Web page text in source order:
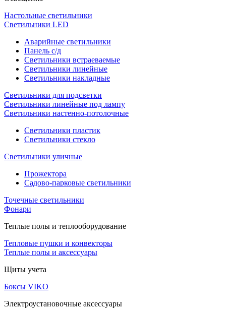
Настольные светильники
Светильники LED
Аварийные светильники
Панель с/д
Светильники встраеваемые
Светильники линейные
Светильники накладные
Светильники для подсветки
Светильники линейные под лампу
Светильники настенно-потолочные
Светильники плаcтик
Светильники стекло
Светильники уличные
Прожектора
Садово-парковые светильники
Точечные светильники
Фонари
Теплые полы и теплооборудование
Тепловые пушки и конвекторы
Теплые полы и аксессуары
Щиты учета
Боксы VIKO
Электроустановочные аксессуары